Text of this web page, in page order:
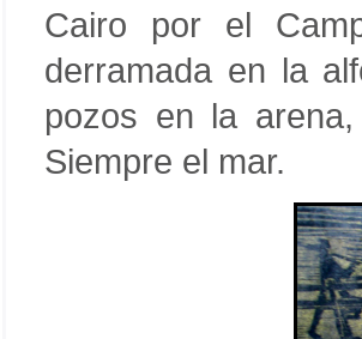
Cairo por el
derramada en la
pozos en la
Siempre el mar.